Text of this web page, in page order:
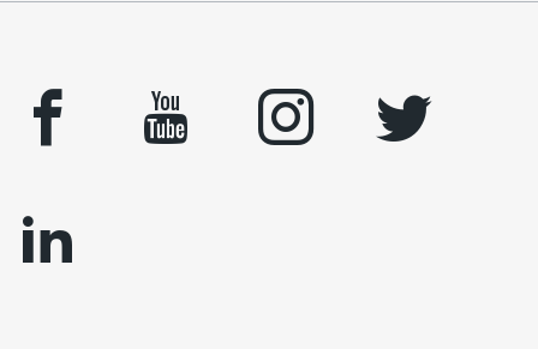
facebook youtube instagram
twitter
linkedin